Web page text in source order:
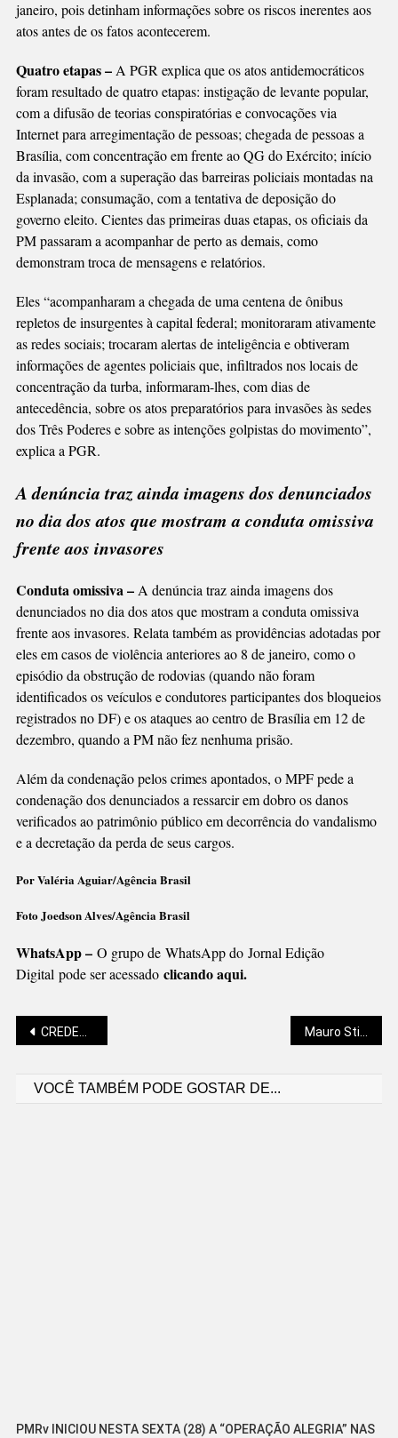
janeiro, pois detinham informações sobre os riscos inerentes aos
atos antes de os fatos acontecerem.
Quatro etapas –A PGR explica que os atos antidemocráticos
foram resultado de quatro etapas: instigação de levante popular,
com a difusão de teorias conspiratórias e convocações via
Internet para arregimentação de pessoas; chegada de pessoas a
Brasília, com concentração em frente ao QG do Exército; início
da invasão, com a superação das barreiras policiais montadas na
Esplanada; consumação, com a tentativa de deposição do
governo eleito. Cientes das primeiras duas etapas, os oficiais da
PM passaram a acompanhar de perto as demais, como
demonstram troca de mensagens e relatórios.
Eles “acompanharam a chegada de uma centena de ônibus
repletos de insurgentes à capital federal; monitoraram ativamente
as redes sociais; trocaram alertas de inteligência e obtiveram
informações de agentes policiais que, infiltrados nos locais de
concentração da turba, informaram-lhes, com dias de
antecedência, sobre os atos preparatórios para invasões às sedes
dos Três Poderes e sobre as intenções golpistas do movimento”,
explica a PGR.
A denúncia traz ainda imagens dos denunciados
no dia dos atos que mostram a conduta omissiva
frente aos invasores
Conduta omissiva –A denúncia traz ainda imagens dos
denunciados no dia dos atos que mostram a conduta omissiva
frente aos invasores. Relata também as providências adotadas por
eles em casos de violência anteriores ao 8 de janeiro, como o
episódio da obstrução de rodovias (quando não foram
identificados os veículos e condutores participantes dos bloqueios
registrados no DF) e os ataques ao centro de Brasília em 12 de
dezembro, quando a PM não fez nenhuma prisão.
Além da condenação pelos crimes apontados, o MPF pede a
condenação dos denunciados a ressarcir em dobro os danos
verificados ao patrimônio público em decorrência do vandalismo
e a decretação da perda de seus cargos.
Por Valéria Aguiar/Agência Brasil
Foto Joedson Alves/Agência Brasil
WhatsApp – O grupo de WhatsApp do Jornal Edição
Digital pode ser acessado clicando aqui.
Navegação
CREDENCIAL DE ESTACIONAMENTO PARA IDOSO AGORA PODE SER EMITIDA ONLINE Mauro Stiegler: O NARCISISMO E O PROBLEMA DA IDENTIDADE
VOCÊ TAMBÉM PODE GOSTAR DE...
PMRv INICIOU NESTA SEXTA (28) A “OPERAÇÃO ALEGRIA” NAS